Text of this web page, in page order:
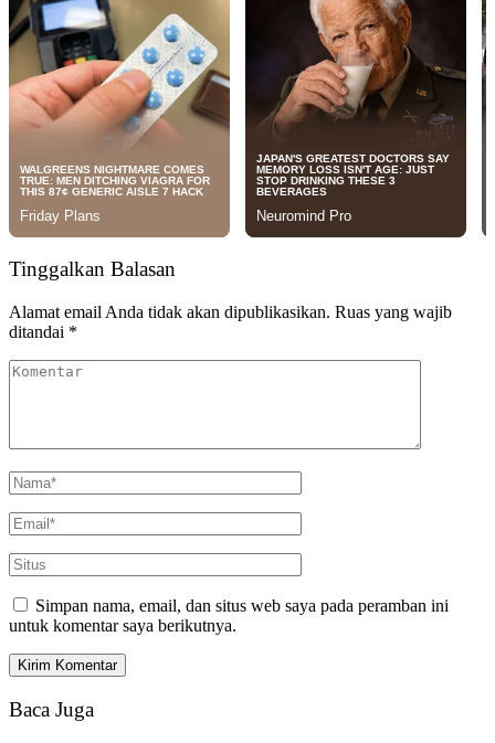
Tinggalkan Balasan
Alamat email Anda tidak akan dipublikasikan. Ruas yang wajib
ditandai *
Simpan nama, email, dan situs web saya pada peramban ini
untuk komentar saya berikutnya.
Baca Juga